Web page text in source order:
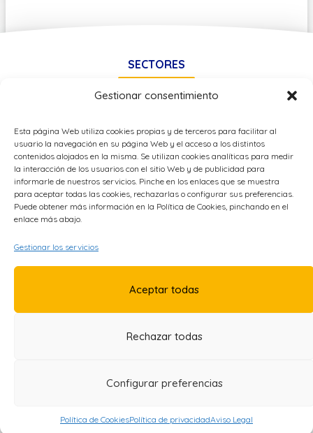
Gestionar consentimiento
Esta página Web utiliza cookies propias y de terceros para facilitar al
usuario la navegación en su página Web y el acceso a los distintos
contenidos alojados en la misma. Se utilizan cookies analíticas para medir
la interacción de los usuarios con el sitio Web y de publicidad para
informarle de nuestros servicios. Pinche en los enlaces que se muestra
para aceptar todas las cookies, rechazarlas o configurar sus preferencias.
Puede obtener más información en la Política de Cookies, pinchando en el
enlace más abajo.
Gestionar los servicios
Aceptar todas
Rechazar todas
Configurar preferencias
Política de CookiesPolítica de privacidadAviso Legal
SECTORES
Físico-Deportivo
Administración y Gestión
Economía e Industria Digital
Educación
Energía
Metal
Política de Cookies